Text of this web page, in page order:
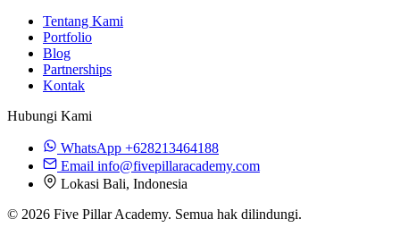
Tentang Kami
Portfolio
Blog
Partnerships
Kontak
Hubungi Kami
WhatsApp +628213464188
Email info@fivepillaracademy.com
Lokasi Bali, Indonesia
© 2026 Five Pillar Academy. Semua hak dilindungi.